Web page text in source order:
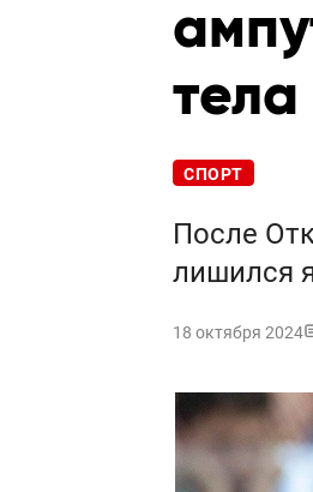
тела
СПОРТ
После
лишился
18 октября 2024